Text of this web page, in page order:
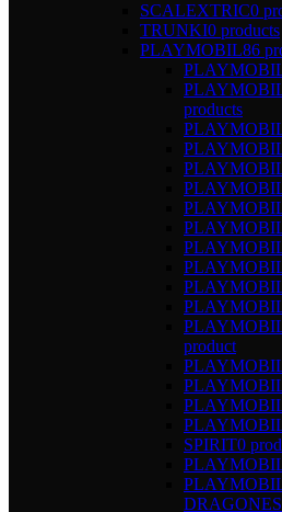
SCALEXTRIC0
TRUNKI0 products
PLAYMOBIL86
products
product
SPIRIT0
DRAGONES